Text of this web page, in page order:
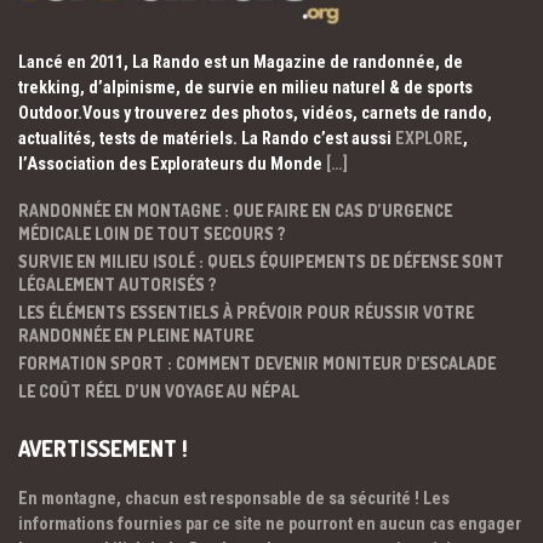
Lancé en 2011, La Rando est un Magazine de randonnée, de
trekking, d’alpinisme, de survie en milieu naturel & de sports
Outdoor.Vous y trouverez des photos, vidéos, carnets de rando,
actualités, tests de matériels. La Rando c’est aussi EXPLORE,
l’Association des Explorateurs du Monde […]
RANDONNÉE EN MONTAGNE : QUE FAIRE EN CAS D’URGENCE
MÉDICALE LOIN DE TOUT SECOURS ?
SURVIE EN MILIEU ISOLÉ : QUELS ÉQUIPEMENTS DE DÉFENSE SONT
LÉGALEMENT AUTORISÉS ?
LES ÉLÉMENTS ESSENTIELS À PRÉVOIR POUR RÉUSSIR VOTRE
RANDONNÉE EN PLEINE NATURE
FORMATION SPORT : COMMENT DEVENIR MONITEUR D’ESCALADE
LE COÛT RÉEL D’UN VOYAGE AU NÉPAL
AVERTISSEMENT !
En montagne, chacun est responsable de sa sécurité ! Les
informations fournies par ce site ne pourront en aucun cas engager